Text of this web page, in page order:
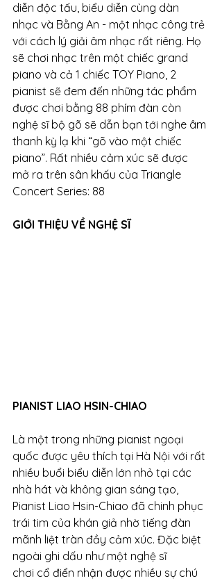
diễn độc tấu, biểu diễn cùng dàn
nhạc và Bằng An - một nhạc công trẻ
với cách lý giải âm nhạc rất riêng. Họ
sẽ chơi nhạc trên một chiếc grand
piano và cả 1 chiếc TOY Piano, 2
pianist sẽ đem đến những tác phẩm
được chơi bằng 88 phím đàn còn
nghệ sĩ bộ gõ sẽ dẫn bạn tới nghe âm
thanh kỳ lạ khi “gõ vào một chiếc
piano”. Rất nhiều cảm xúc sẽ được
mở ra trên sân khấu của Triangle
Concert Series: 88
GIỚI THIỆU VỀ NGHỆ SĨ
PIANIST LIAO HSIN-CHIAO
Là một trong những pianist ngoại
quốc được yêu thích tại Hà Nội với rất
nhiều buổi biểu diễn lớn nhỏ tại các
nhà hát và không gian sáng tạo,
Pianist Liao Hsin-Chiao đã chinh phục
trái tim của khán giả nhờ tiếng đàn
mãnh liệt tràn đầy cảm xúc. Đặc biệt
ngoài ghi dấu như một nghệ sĩ
chơi cổ điển nhận được nhiều sự chú